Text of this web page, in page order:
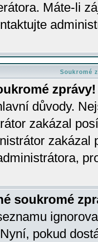
Máte-li
Soukromé
zprávy!
důvody.
zakázal
zakázal
soukromé
pokud